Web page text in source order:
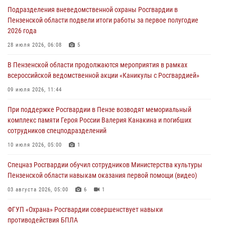
05 августа 2026, 04:00
В Пензе при силовой поддержке Росгвардии пресечена
деятельность ОПГ, маскировавшейся под реабилитационный центр
В Управлении Росгвардии по Пензенской области подвели итоги
04 августа 2026, 06:08
Росгвардия обеспечила безопасность праздничных мероприятий в
День ВДВ в Пензе
Подразделения вневедомственной охраны Росгвардии в
Пензенской области подвели итоги работы за первое полугодие
2026 года
28 июля 2026, 06:08 5
В Пензенской области продолжаются мероприятия в рамках
всероссийской ведомственной акции «Каникулы с Росгвардией»
09 июля 2026, 11:44
При поддержке Росгвардии в Пензе возводят мемориальный
комплекс памяти Героя России Валерия Канакина и погибших
сотрудников спецподразделений
10 июля 2026, 05:00 1
Спецназ Росгвардии обучил сотрудников Министерства культуры
Пензенской области навыкам оказания первой помощи (видео)
03 августа 2026, 05:00 6 1
ФГУП «Охрана» Росгвардии совершенствует навыки
противодействия БПЛА